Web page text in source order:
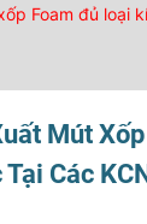
Foam đủ loại
Mút
Các